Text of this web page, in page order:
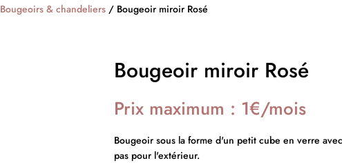
Bougeoirs & chandeliers/ Bougeoir miroir Rosé
Bougeoir miroir Rosé
Prix maximum : 1€/mois
Bougeoir sous la forme d'un petit cube en verre
pas pour l'extérieur.